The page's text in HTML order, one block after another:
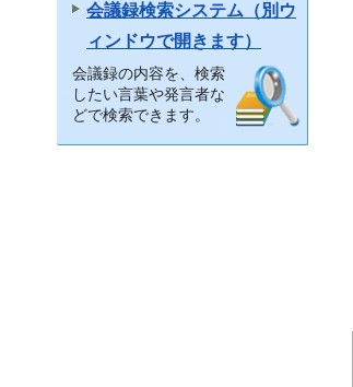
会議録検索システム（別ウ
ィンドウで開きます）
会議録の内容を、検索
したい言葉や発言者な
どで検索できます。